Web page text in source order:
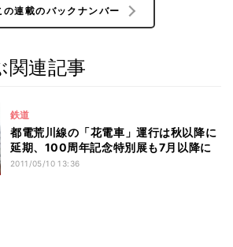
の連載のバックナンバー
関連記事
鉄道
都電荒川線の「花電車」運行は秋以降に
延期、100周年記念特別展も7月以降に
2011/05/10 13:36